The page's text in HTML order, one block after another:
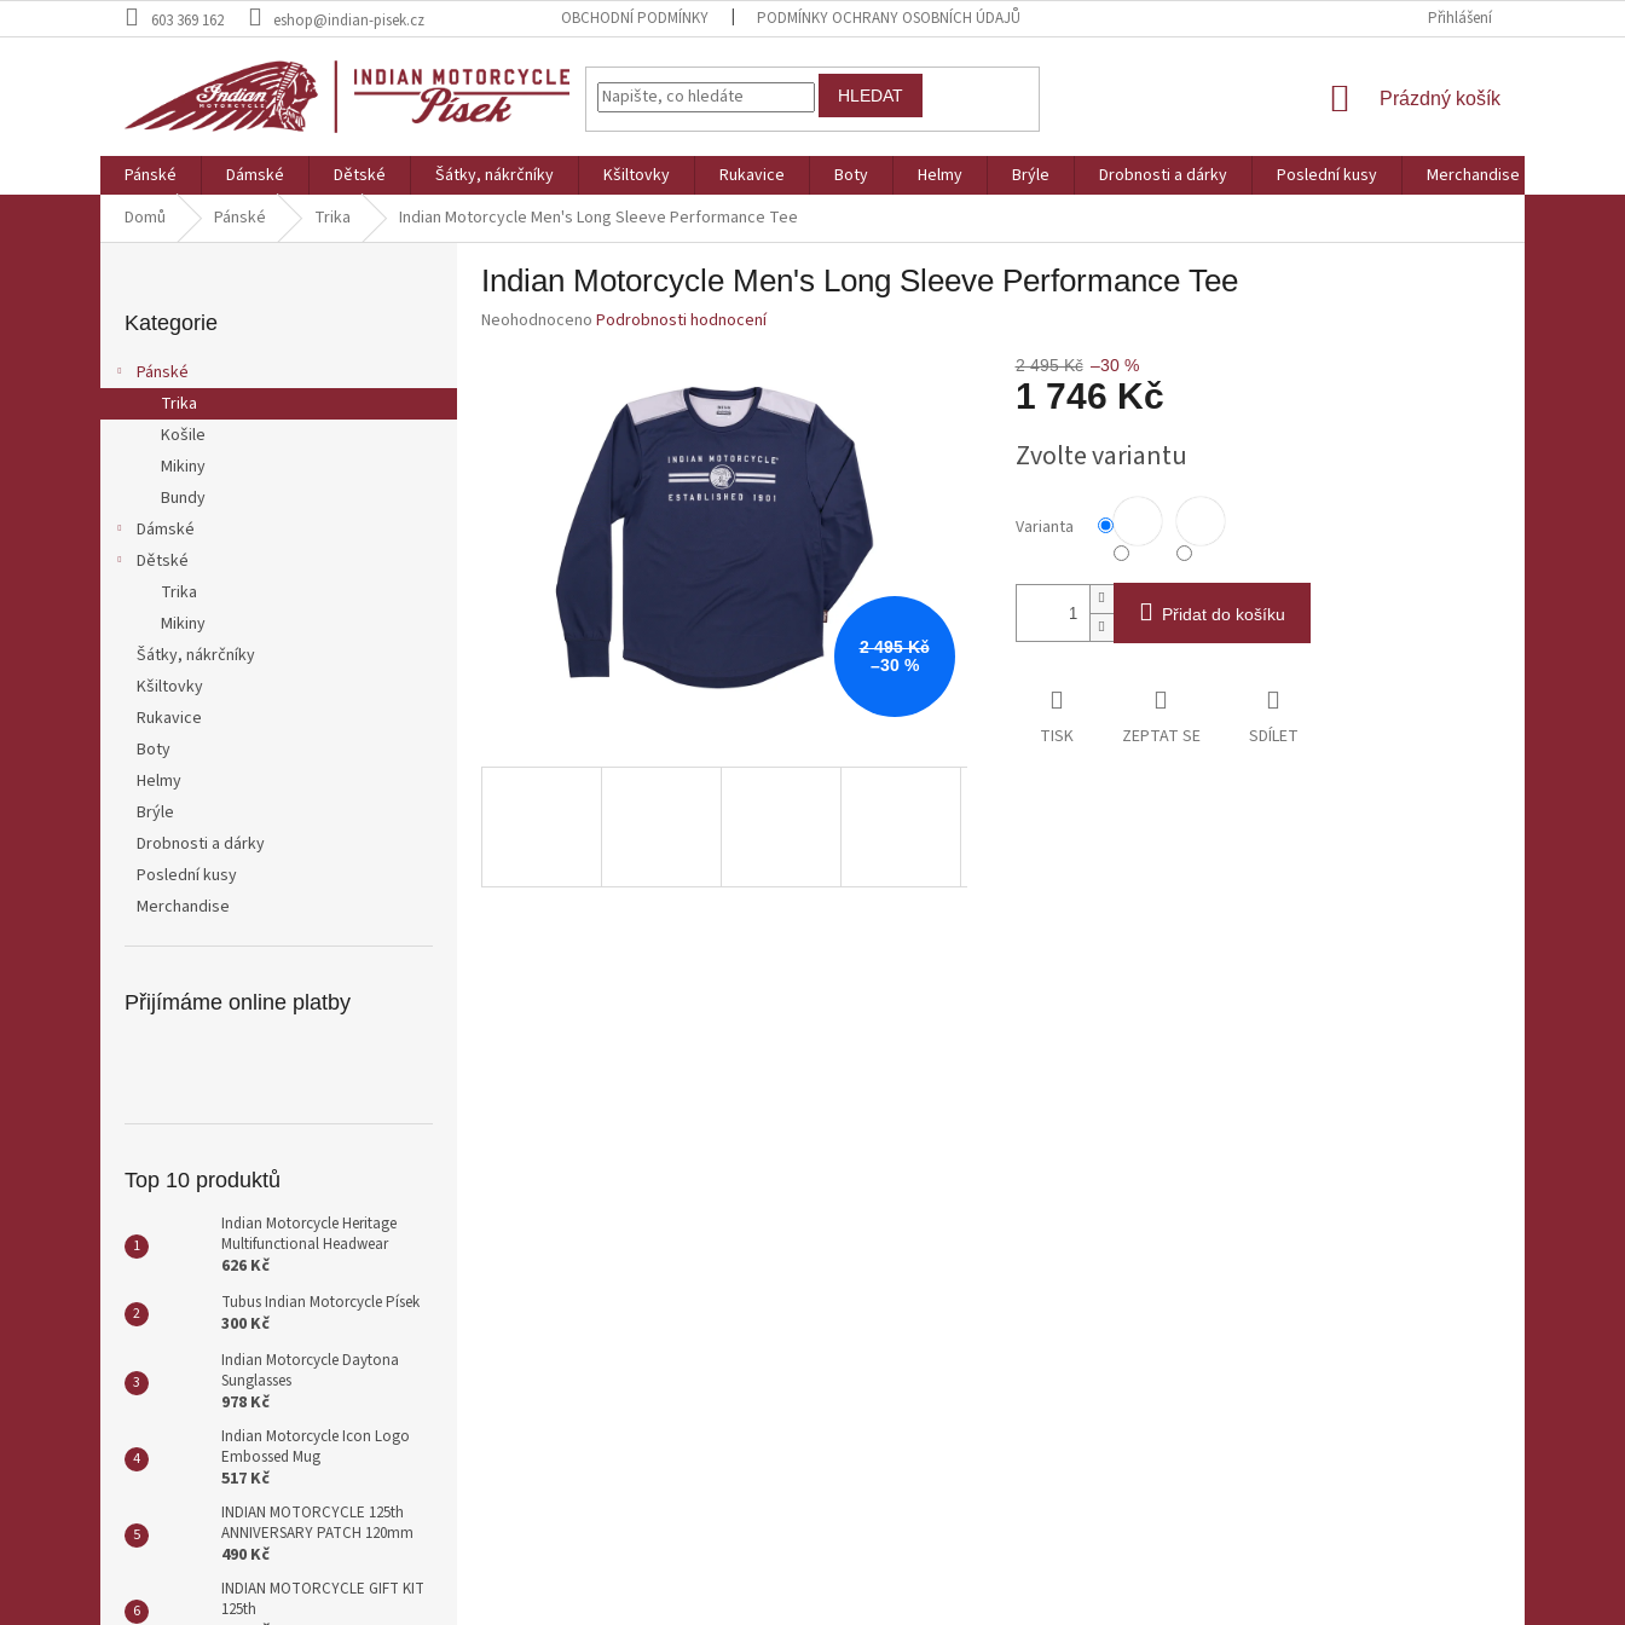
na
603 369 162 eshop@indian-pisek.cz OBCHODNÍ PODMÍNKY PODMÍNKY OCHRANY OSOBNÍCH ÚDAJŮ Přihlášení
HLEDAT
NÁKUPNÍ
Prázdný košík
Pánské Dámské Dětské Šátky, nákrčníky Kšiltovky Rukavice Boty Helmy Brýle Drobnosti a dárky Poslední kusy Merchandise
Domů
Pánské Trika Indian Motorcycle Men's Long Sleeve Performance Tee
a
n
kategorie
Kategorie
Pánské
Trika
Košile
Mikiny
Bundy
Dámské
Dětské
Trika
Mikiny
Šátky, nákrčníky
Kšiltovky
Rukavice
Boty
Helmy
Brýle
Drobnosti a dárky
Poslední kusy
Merchandise
Přijímáme online platby
Top 10 produktů
Indian Motorcycle Heritage
Multifunctional Headwear
626 Kč
Tubus Indian Motorcycle Písek
300 Kč
Indian Motorcycle Daytona
Sunglasses
978 Kč
Indian Motorcycle Icon Logo
Embossed Mug
517 Kč
INDIAN MOTORCYCLE 125th
ANNIVERSARY PATCH 120mm
490 Kč
INDIAN MOTORCYCLE GIFT KIT
125th
Indian Motorcycle Men's Long Sleeve Performance Tee
Průměrné
Neohodnoceno Podrobnosti hodnocení
2 495 Kč
–30 %
2 495 Kč –30 %
1 746 Kč
cena:
Zvolte variantu
Varianta
Přidat do košíku
TISK ZEPTAT SE SDÍLET